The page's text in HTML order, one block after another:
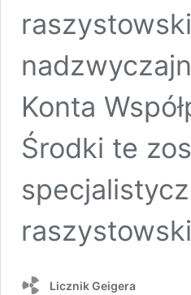
Konta
Środki te
Licznik Geigera